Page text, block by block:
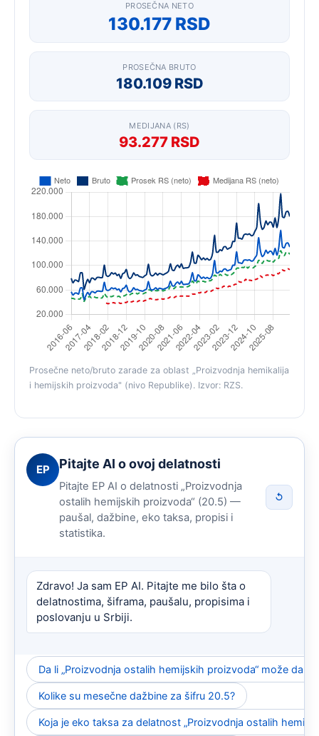
PROSEČNA NETO
130.177 RSD
PROSEČNA BRUTO
180.109 RSD
MEDIJANA (RS)
93.277 RSD
Prosečne neto/bruto zarade za oblast „Proizvodnja hemikalija
i hemijskih proizvoda" (nivo Republike). Izvor: RZS.
EP Pitajte AI o ovoj delatnosti
Pitajte EP AI o delatnosti „Proizvodnja
ostalih hemijskih proizvoda“ (20.5) —
paušal, dažbine, eko taksa, propisi i
statistika.
↺
Zdravo! Ja sam EP AI. Pitajte me bilo šta o
delatnostima, šiframa, paušalu, propisima i
poslovanju u Srbiji.
Da li „Proizvodnja ostalih hemijskih proizvoda“ može da
Kolike su mesečne dažbine za šifru 20.5?
Koja je eko taksa za delatnost „Proizvodnja ostalih